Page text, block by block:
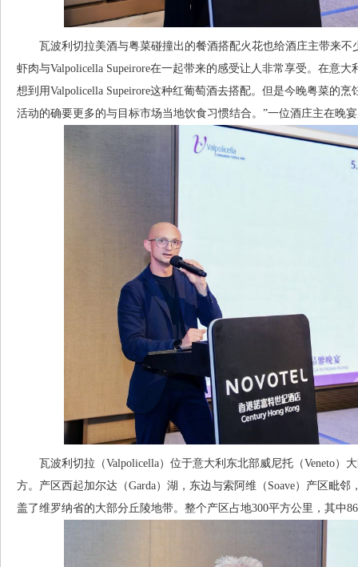
瓦波利切拉美酒与粤菜碰撞出的餐酒搭配火花也给酒庄主带来不
虾肉与Valpolicella Supeirore在一起带来的感受让人非常享受。在意
想到用Valpolicella Supeirore这种红葡萄酒去搭配。但是今晚粤菜的
活动的确要更多的与目标市场当地饮食习惯结合。”一位酒庄主在晚
瓦波利切拉（Valpolicella）位于意大利东北部威尼托（Veneto）大
方。产区西起加尔达（Garda）湖，东边与索阿维（Soave）产区毗
盖了维罗纳省的大部分丘陵地带。整个产区占地300平方公里，其中